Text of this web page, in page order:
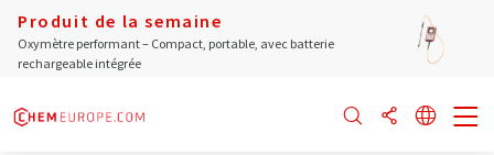
Produit de la semaine
Oxymètre performant – Compact, portable, avec batterie
rechargeable intégrée